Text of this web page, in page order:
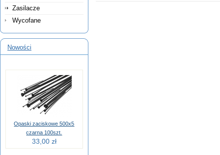
Zasilacze
Wycofane
Nowości
Opaski zaciskowe 500x5
czarna 100szt.
33,00 zł